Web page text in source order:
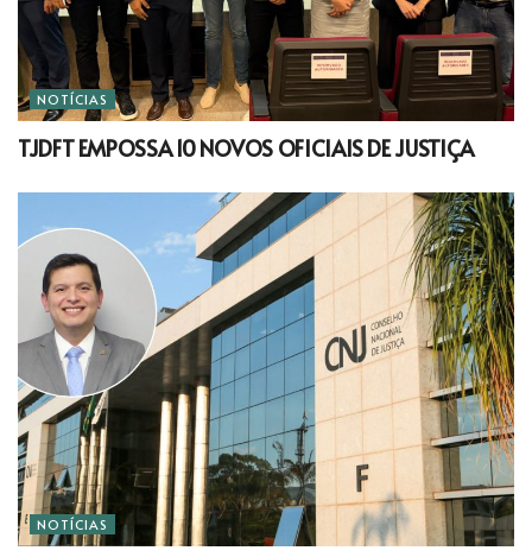
NOTÍCIAS
TJDFT EMPOSSA 10 NOVOS OFICIAIS DE JUSTIÇA
NOTÍCIAS